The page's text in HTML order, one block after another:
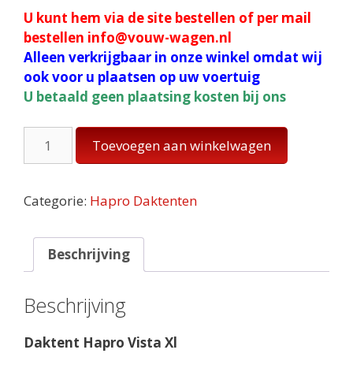
U kunt hem via de site bestellen of per mail
bestellen info@vouw-wagen.nl
Alleen verkrijgbaar in onze winkel omdat wij
ook voor u plaatsen op uw voertuig
U betaald geen plaatsing kosten bij ons
Hapro
XL
aantal
Toevoegen aan winkelwagen
Categorie: Hapro Daktenten
Beschrijving
Beschrijving
Daktent Hapro Vista Xl